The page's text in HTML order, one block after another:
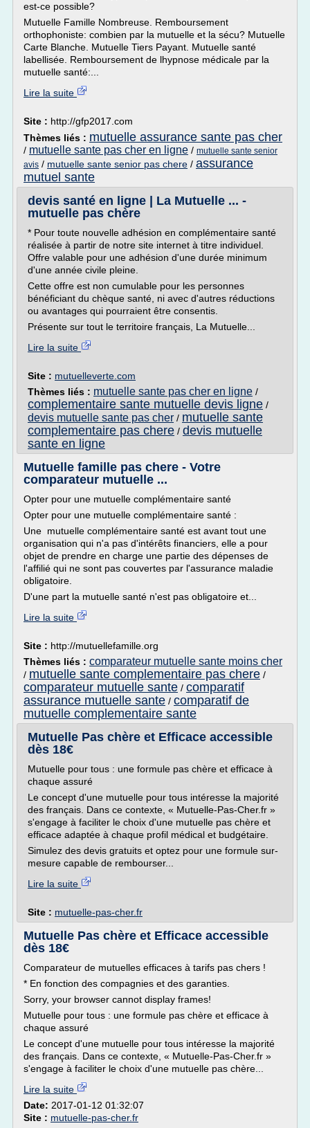
est-ce possible?
Mutuelle Famille Nombreuse. Remboursement
orthophoniste: combien par la mutuelle et la sécu? Mutuelle
Carte Blanche. Mutuelle Tiers Payant. Mutuelle santé
labellisée. Remboursement de lhypnose médicale par la
mutuelle santé:...
Lire la suite
Site : http://gfp2017.com
Thèmes liés : mutuelle assurance sante pas cher
/ mutuelle sante pas cher en ligne / mutuelle sante senior
avis / mutuelle sante senior pas chere / assurance
mutuel sante
devis santé en ligne | La Mutuelle ... -
mutuelle pas chère
* Pour toute nouvelle adhésion en complémentaire santé
réalisée à partir de notre site internet à titre individuel.
Offre valable pour une adhésion d'une durée minimum
d'une année civile pleine.
Cette offre est non cumulable pour les personnes
bénéficiant du chèque santé, ni avec d'autres réductions
ou avantages qui pourraient être consentis.
Présente sur tout le territoire français, La Mutuelle...
Lire la suite
Site : mutuelleverte.com
Thèmes liés : mutuelle sante pas cher en ligne /
complementaire sante mutuelle devis ligne /
devis mutuelle sante pas cher / mutuelle sante
complementaire pas chere / devis mutuelle
sante en ligne
Mutuelle famille pas chere - Votre
comparateur mutuelle ...
Opter pour une mutuelle complémentaire santé
Opter pour une mutuelle complémentaire santé :
Une mutuelle complémentaire santé est avant tout une
organisation qui n'a pas d'intérêts financiers, elle a pour
objet de prendre en charge une partie des dépenses de
l'affilié qui ne sont pas couvertes par l'assurance maladie
obligatoire.
D'une part la mutuelle santé n'est pas obligatoire et...
Lire la suite
Site : http://mutuellefamille.org
Thèmes liés : comparateur mutuelle sante moins cher
/ mutuelle sante complementaire pas chere /
comparateur mutuelle sante / comparatif
assurance mutuelle sante / comparatif de
mutuelle complementaire sante
Mutuelle Pas chère et Efficace accessible
dès 18€
Mutuelle pour tous : une formule pas chère et efficace à
chaque assuré
Le concept d'une mutuelle pour tous intéresse la majorité
des français. Dans ce contexte, « Mutuelle-Pas-Cher.fr »
s'engage à faciliter le choix d'une mutuelle pas chère et
efficace adaptée à chaque profil médical et budgétaire.
Simulez des devis gratuits et optez pour une formule sur-
mesure capable de rembourser...
Lire la suite
Site : mutuelle-pas-cher.fr
Mutuelle Pas chère et Efficace accessible
dès 18€
Comparateur de mutuelles efficaces à tarifs pas chers !
* En fonction des compagnies et des garanties.
Sorry, your browser cannot display frames!
Mutuelle pour tous : une formule pas chère et efficace à
chaque assuré
Le concept d'une mutuelle pour tous intéresse la majorité
des français. Dans ce contexte, « Mutuelle-Pas-Cher.fr »
s'engage à faciliter le choix d'une mutuelle pas chère...
Lire la suite
Date: 2017-01-12 01:32:07
Site : mutuelle-pas-cher.fr